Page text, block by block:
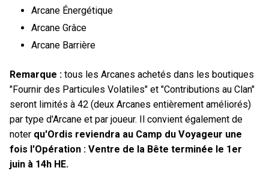
Arcane Énergétique
Arcane Grâce
Arcane Barrière
Remarque : tous les Arcanes achetés dans les boutiques
"Fournir des Particules Volatiles" et "Contributions au Clan"
seront limités à 42 (deux Arcanes entièrement améliorés)
par type d'Arcane et par joueur. Il convient également de
noter qu'Ordis reviendra au Camp du Voyageur une
fois l'Opération : Ventre de la Bête terminée le 1er
juin à 14h HE.